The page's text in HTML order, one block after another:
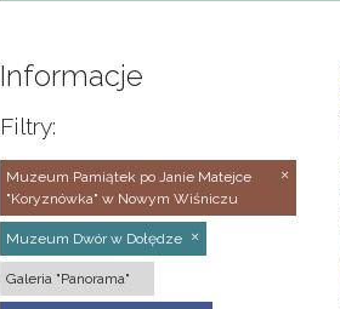
Informacje
Filtry:
Muzeum Pamiątek po Janie Matejce
"Koryznówka" w Nowym Wiśniczu
Muzeum Dwór w Dołędze
Galeria "Panorama"